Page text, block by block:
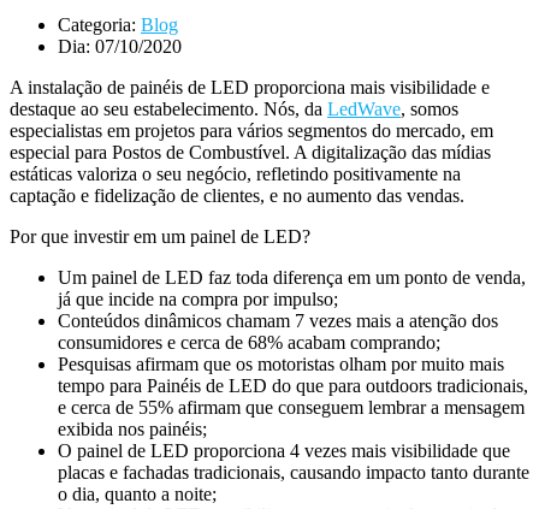
Categoria: Blog
Dia: 07/10/2020
A instalação de painéis de LED proporciona mais visibilidade e
destaque ao seu estabelecimento. Nós, da LedWave, somos
especialistas em projetos para vários segmentos do mercado, em
especial para Postos de Combustível. A digitalização das mídias
estáticas valoriza o seu negócio, refletindo positivamente na
captação e fidelização de clientes, e no aumento das vendas.
Por que investir em um painel de LED?
Um painel de LED faz toda diferença em um ponto de venda,
já que incide na compra por impulso;
Conteúdos dinâmicos chamam 7 vezes mais a atenção dos
consumidores e cerca de 68% acabam comprando;
Pesquisas afirmam que os motoristas olham por muito mais
tempo para Painéis de LED do que para outdoors tradicionais,
e cerca de 55% afirmam que conseguem lembrar a mensagem
exibida nos painéis;
O painel de LED proporciona 4 vezes mais visibilidade que
placas e fachadas tradicionais, causando impacto tanto durante
o dia, quanto a noite;